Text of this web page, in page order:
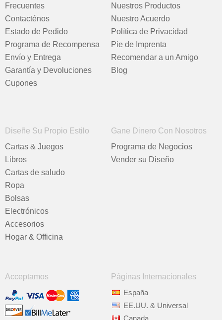
Frecuentes
Contacténos
Estado de Pedido
Programa de Recompensa
Envío y Entrega
Garantía y Devoluciones
Cupones
Nuestros Productos
Nuestro Acuerdo
Política de Privacidad
Pie de Imprenta
Recomendar a un Amigo
Blog
Diseñe Su Propio Estilo
Cartas & Juegos
Libros
Cartas de saludo
Ropa
Bolsas
Electrónicos
Accesorios
Hogar & Officina
Gane Dinero Con Nosotros
Programa de Negocios
Vender su Diseño
Acceptamos
Páginas Internacionales
España
EE.UU. & Universal
Canada